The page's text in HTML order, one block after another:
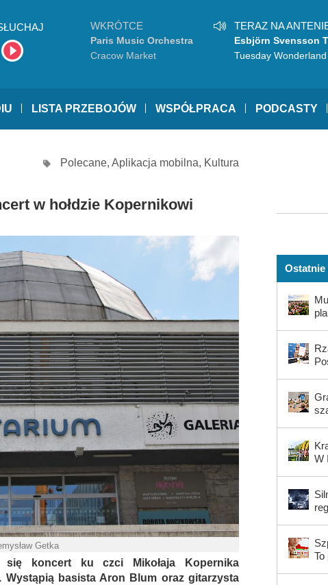
WKRÓTCE
Paris Music Orchestra
Cracow Market
TERAZ NA
Esbjörn Svensson
Tuesday Wonderland
LISTA PRZEBOJÓW WSPÓŁPRACA PODCASTY
Polecane, Aplikacja mobilna, Kultura
w hołdzie Kopernikowi
Getka
się koncert ku czci Mikołaja Kopernika
basista Aron Blum oraz gitarzysta
W
To